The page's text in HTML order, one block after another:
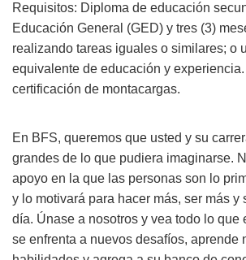
Requisitos: Diploma de educación
Educación General (GED) y tres (3)
realizando tareas iguales o similares; o
equivalente de educación y
certificación de montacargas.
En BFS, queremos que usted y su
grandes de lo que pudiera imaginarse.
apoyo en la que las personas son lo
y lo motivará para hacer más, ser más y
día. Únase a nosotros y vea todo lo que
se enfrenta a nuevos desafíos, aprende